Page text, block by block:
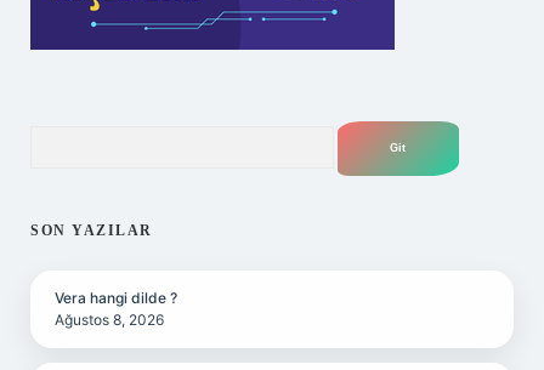
SON YAZILAR
Vera hangi dilde ?
Ağustos 8, 2026